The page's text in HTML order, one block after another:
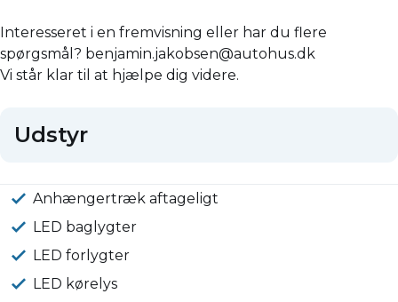
Interesseret i en fremvisning eller har du flere
spørgsmål? benjamin.jakobsen@autohus.dk
Vi står klar til at hjælpe dig videre.
Udstyr
Anhængertræk aftageligt
LED baglygter
LED forlygter
LED kørelys